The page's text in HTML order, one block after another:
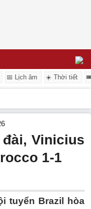
📅 Lịch âm ☀️ Thời tiết
Vinicius
1-1
tuyển Brazil hòa